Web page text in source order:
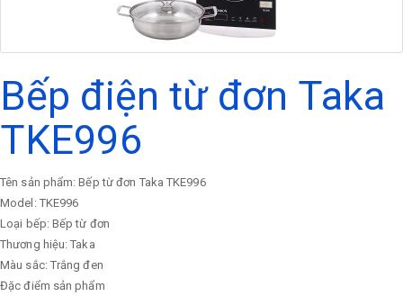
Bếp điện từ đơn Taka
TKE996
Tên sản phẩm: Bếp từ đơn Taka TKE996
Model: TKE996
Loại bếp: Bếp từ đơn
Thương hiệu: Taka
Màu sắc: Trắng đen
Đặc điểm sản phẩm